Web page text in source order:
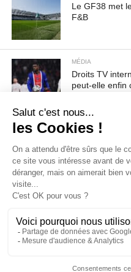
Le GF38 met
F&B
MÉDIA
Droits TV
peut-elle enfin
Pour toute demande